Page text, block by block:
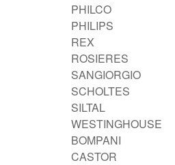
PHILCO
PHILIPS
REX
ROSIERES
SANGIORGIO
SCHOLTES
SILTAL
WESTINGHOUSE
BOMPANI
CASTOR